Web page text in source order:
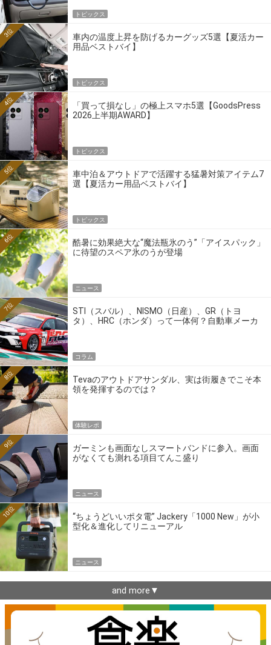
トピックス
車内の温度上昇を防げるカーグッズ5選【夏活カー
用品ベストバイ】
3位
トピックス
「買って損なし」の極上スマホ5選【GoodsPress
2026上半期AWARD】
4位
トピックス
車中泊＆アウトドアで活躍する猛暑対策アイテム7
選【夏活カー用品ベストバイ】
5位
トピックス
酷暑に効果絶大な“魔法瓶氷のう”「アイスパック」
に待望のスペア氷のうが登場
6位
ニュース
STI（スバル）、NISMO（日産）、GR（トヨ
タ）、HRC（ホンダ）って一体何？自動車メーカ
7位
コラム
Tevaのアウトドアサンダル、実は街履きでこそ本
領を発揮するのでは？
8位
体験レポ
ガーミンも画面なしスマートバンドに参入。画面
がなくても測れる項目てんこ盛り
9位
ニュース
“ちょうどいいポタ電” Jackery「1000 New」が小
型化＆進化してリニューアル
10位
ニュース
and more▼